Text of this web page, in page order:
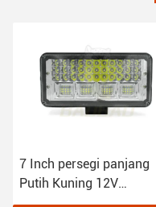
7 Inch persegi panjang
Putih Kuning 12V
Universal Mobil Cahaya